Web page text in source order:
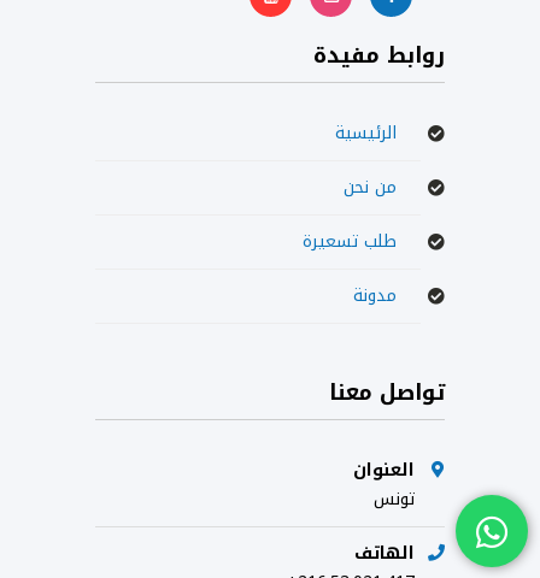
روابط مفيدة
الرئيسية
من نحن
طلب تسعيرة
مدونة
تواصل معنا
العنوان
تونس
الهاتف